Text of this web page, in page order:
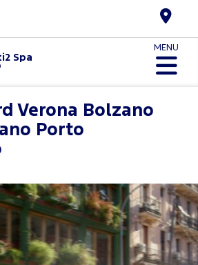
Spa
MENU
Verona Bolzano
Porto